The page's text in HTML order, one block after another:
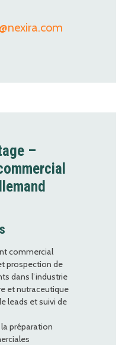
–
commercial
prospection de
dans l’industrie
et nutraceutique
leads et suivi de
préparation